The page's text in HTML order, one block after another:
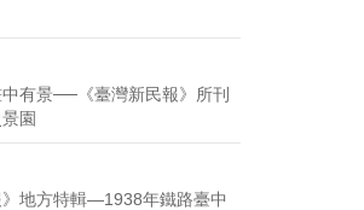
有景──《臺灣新民報》所刊
園
》地方特輯—1938年鐵路臺中